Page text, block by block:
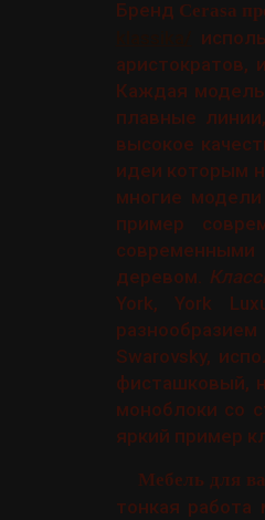
Бренд Cerasa
Каждая
плавные
высокое
идеи которым
многие
пример
деревом.
York, York
Swarovsky,
фисташковый,
моноблоки со
яркий пример
Мебель для
тонкая работа